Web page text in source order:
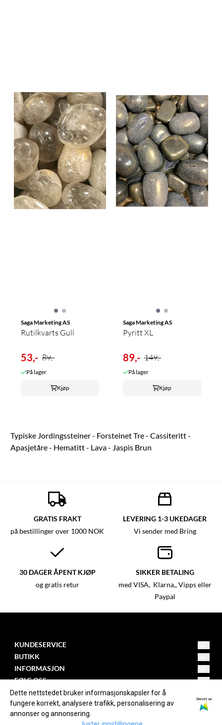
Saga Marketing AS
Rutilkvarts Gull
53,- 89,-
På lager
Kjøp
Saga Marketing AS
Pyritt XL
89,- 149,-
På lager
Kjøp
Typiske Jordingssteiner - Forsteinet Tre - Cassiteritt -
Apasjetåre - Hematitt - Lava - Jaspis Brun
GRATIS FRAKT
på bestillinger over 1000 NOK
LEVERING 1-3 UKEDAGER
Vi sender med Bring
30 DAGER ÅPENT KJØP
og gratis retur
SIKKER BETALING
med VISA, Klarna,, Vipps eller
Paypal
KUNDESERVICE
post@mystica.no
Adresse Nedre Eikervei 37 A
3045 Drammen
BUTIKK
Vilkår
Kontakt oss
Opprett konto
INFORMASJON
Om oss
Blogg
Nyhetsbrev
FØLG OSS
Facebook
Instagram
Dette nettstedet bruker informasjonskapsler for å
fungere korrekt, analysere trafikk, personalisering av
annonser og annonsering.
Drevet av